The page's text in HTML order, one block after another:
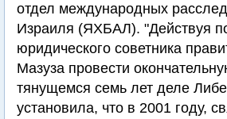
отдел международных
Израиля (ЯХБАЛ). "Действуя
юридического советника
Мазуза провести
тянущемся семь лет деле
установила, что в 2001 году,